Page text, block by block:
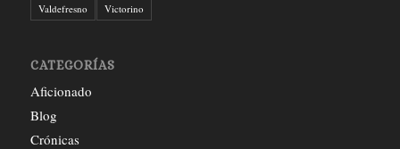
Valdefresno
Victorino
CATEGORÍAS
Aficionado
Blog
Crónicas